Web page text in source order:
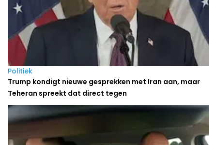
Politiek
Trump kondigt nieuwe gesprekken met Iran aan, maar
Teheran spreekt dat direct tegen